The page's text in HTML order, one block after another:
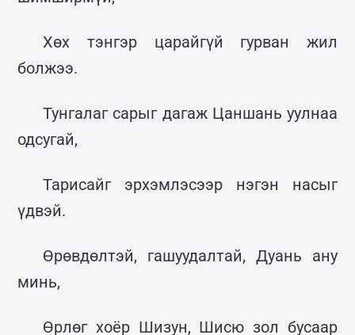
Хөх тэнгэр царайгүй гурван жил
болжээ.
Тунгалаг сарыг дагаж Цаншань уулнаа
одсугай,
Тарисайг эрхэмлэсээр нэгэн насыг
үдвэй.
Өрөвдөлтэй, гашуудалтай, Дуань ану
минь,
Өрлөг хоёр Шизун, Шисю зол бусаар